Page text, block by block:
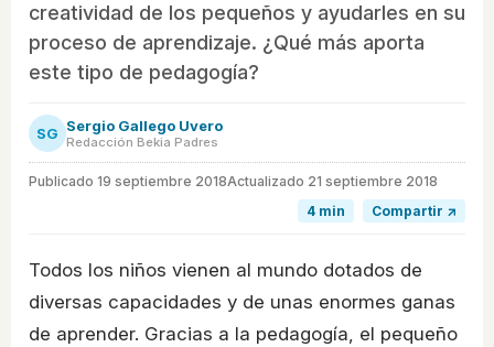
creatividad de los pequeños y ayudarles en su
proceso de aprendizaje. ¿Qué más aporta
este tipo de pedagogía?
SG Sergio Gallego Uvero
Redacción Bekia Padres
Publicado 19 septiembre 2018Actualizado 21 septiembre 2018
4 min
Compartir ↗
Todos los niños vienen al mundo dotados de
diversas capacidades y de unas enormes ganas
de aprender. Gracias a la pedagogía, el pequeño